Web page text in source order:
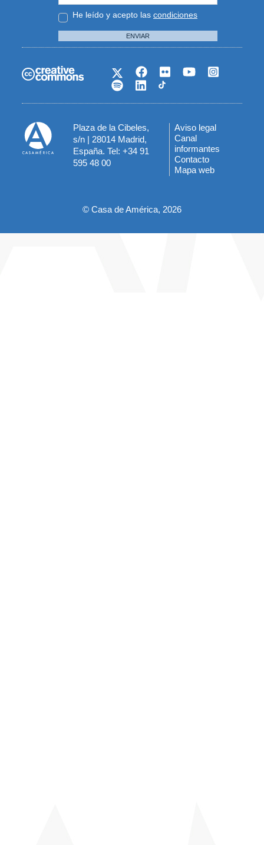
He leído y acepto las condiciones
ENVIAR
Plaza de la Cibeles,
s/n | 28014 Madrid,
España. Tel: +34 91
595 48 00
Menú
del
pie
Aviso legal
Canal
informantes
Contacto
Mapa web
© Casa de América, 2026